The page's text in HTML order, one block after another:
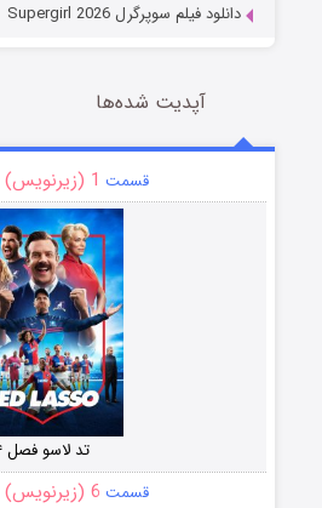
دانلود فیلم سوپرگرل Supergirl 2026
آپدیت شده‌ها
قسمت 1 (زیرنویس)
تد لاسو فصل ۴
قسمت 6 (زیرنویس)